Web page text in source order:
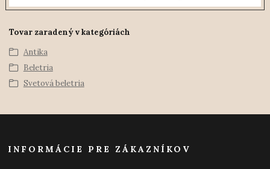
Tovar zaradený v kategóriách
Antika
Beletria
Svetová beletria
INFORMÁCIE PRE ZÁKAZNÍKOV